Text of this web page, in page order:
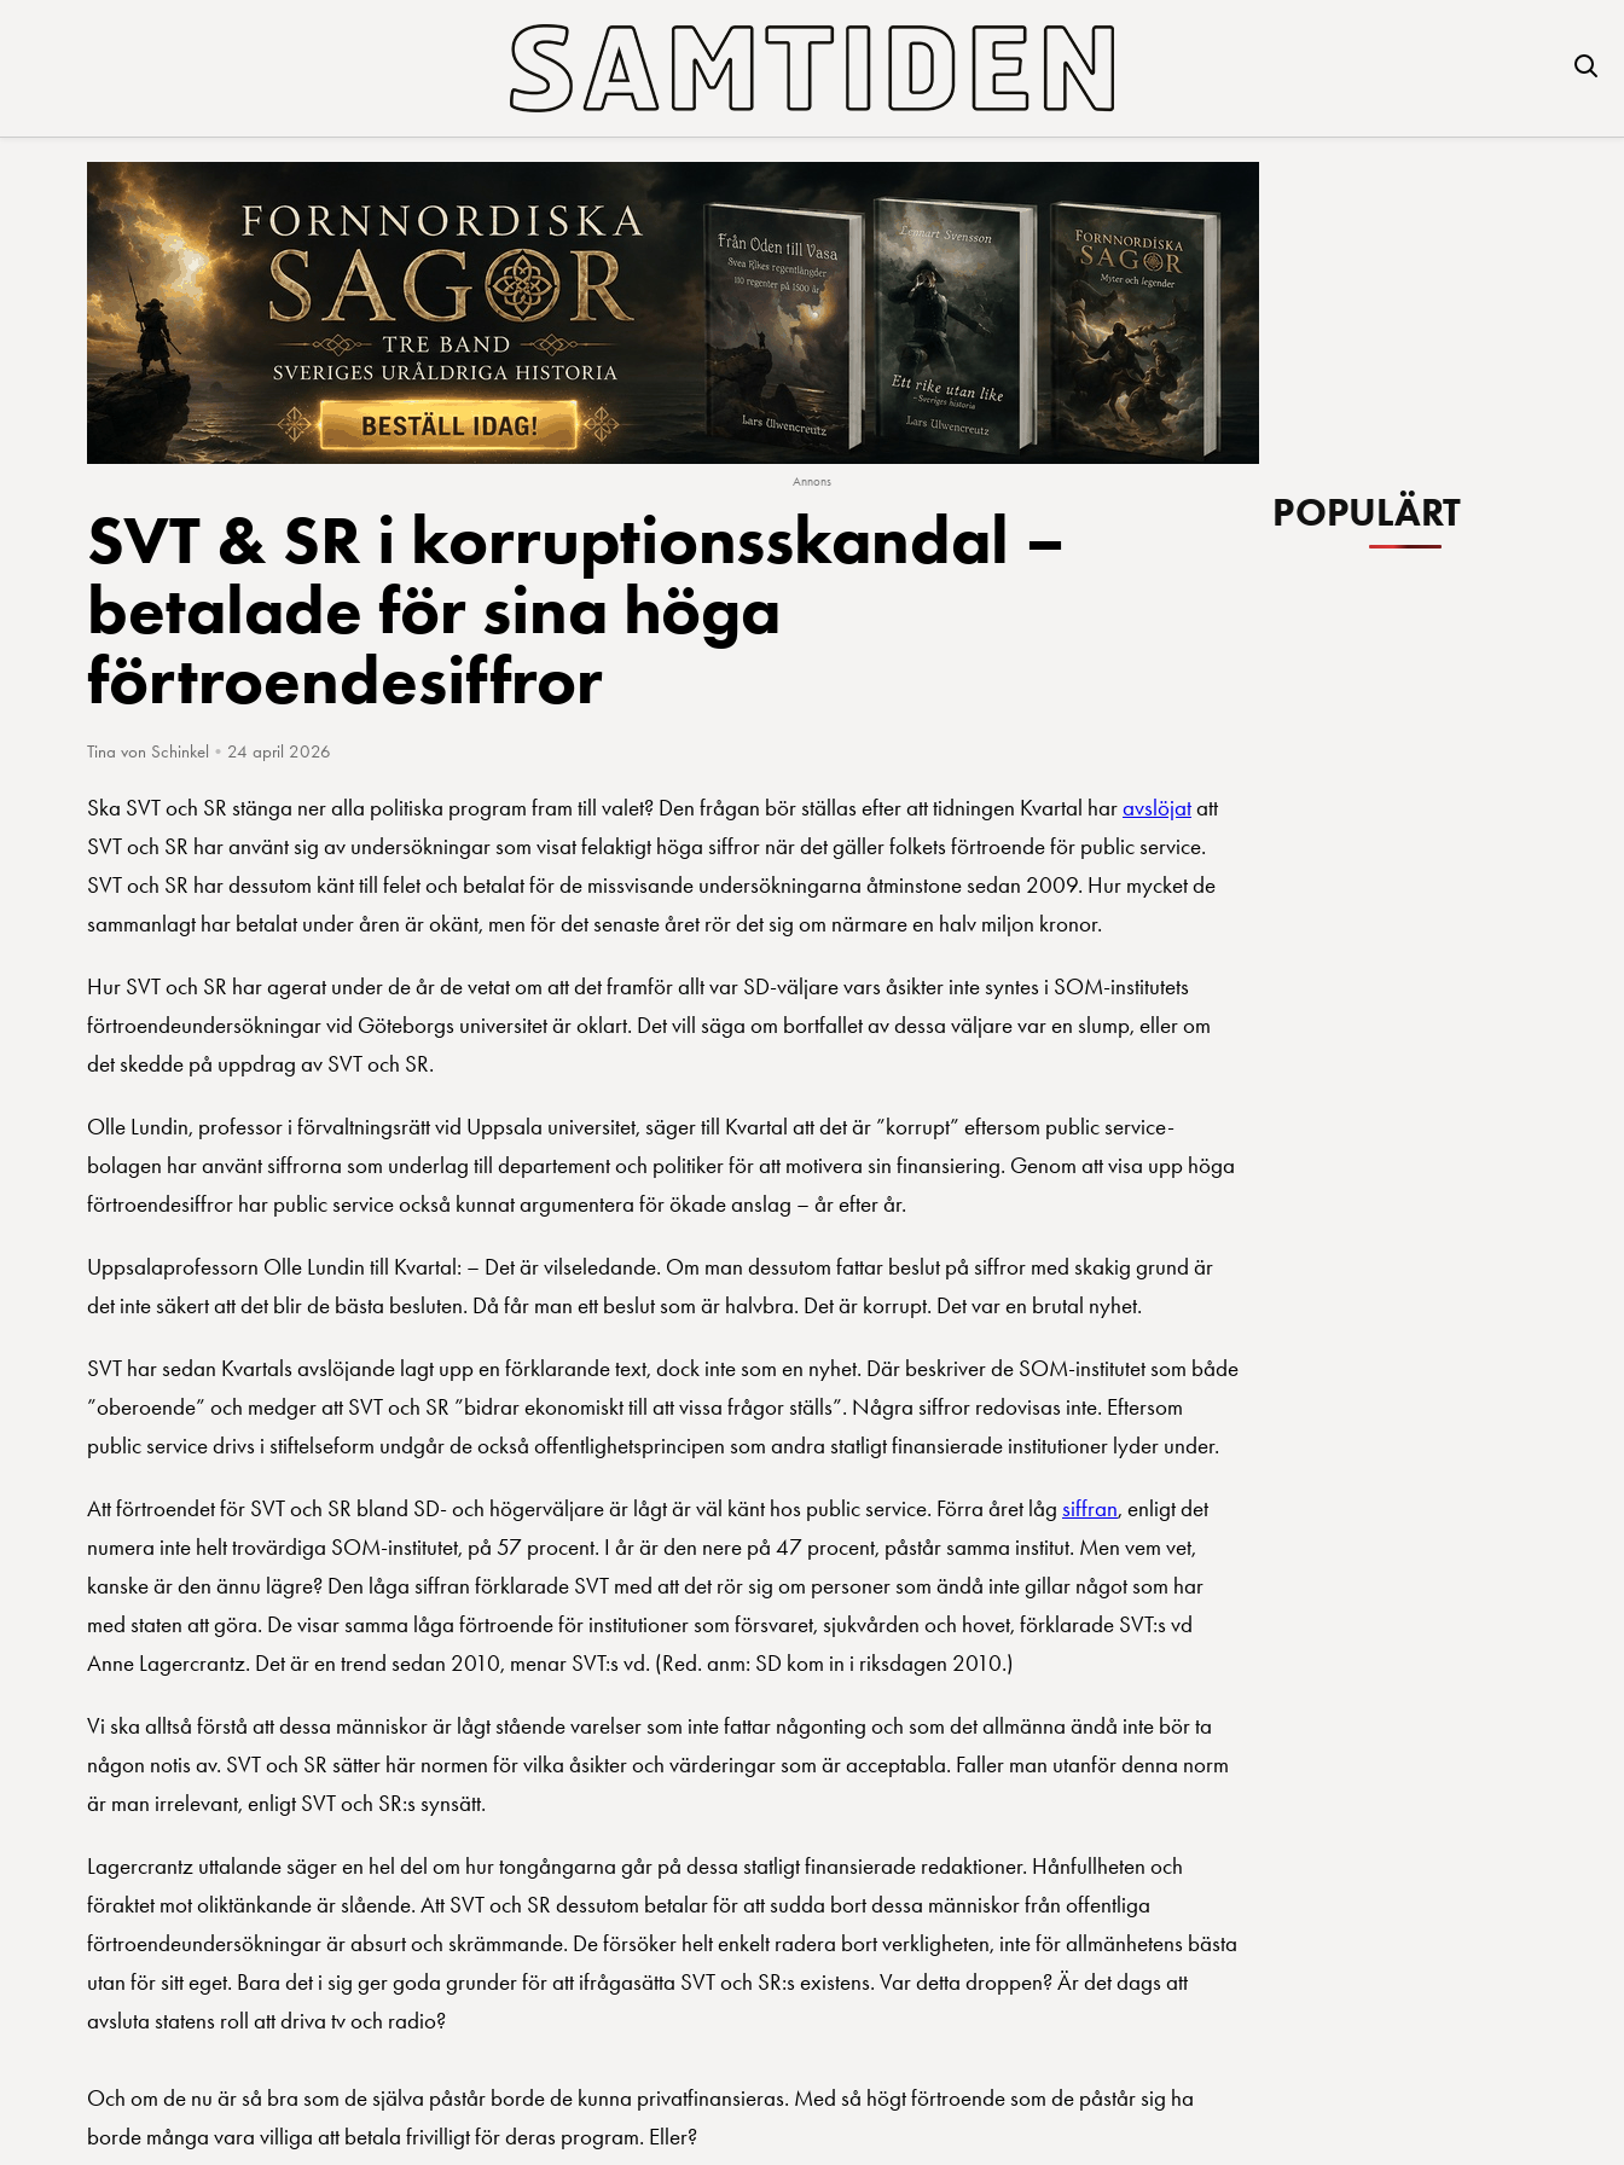
Annons
SVT & SR i korruptionsskandal –
betalade för sina höga
förtroendesiffror
Tina von Schinkel • 24 april 2026
Ska SVT och SR stänga ner alla politiska program fram till valet? Den frågan bör ställas efter att tidningen Kvartal haravslöjatatt
SVT och SR har använt sig av undersökningar som visat felaktigt höga siffror när det gäller folkets förtroende för public service.
SVT och SR har dessutom känt till felet och betalat för de missvisande undersökningarna åtminstone sedan 2009. Hur mycket de
sammanlagt har betalat under åren är okänt, men för det senaste året rör det sig om närmare en halv miljon kronor.
Hur SVT och SR har agerat under de år de vetat om att det framför allt var SD-väljare vars åsikter inte syntes i SOM-institutets
förtroendeundersökningar vid Göteborgs universitet är oklart. Det vill säga om bortfallet av dessa väljare var en slump, eller om
det skedde på uppdrag av SVT och SR.
Olle Lundin, professor i förvaltningsrätt vid Uppsala universitet, säger till Kvartal att det är ”korrupt” eftersom public service-
bolagen har använt siffrorna som underlag till departement och politiker för att motivera sin finansiering. Genom att visa upp höga
förtroendesiffror har public service också kunnat argumentera för ökade anslag – år efter år.
Uppsalaprofessorn Olle Lundin till Kvartal: – Det är vilseledande. Om man dessutom fattar beslut på siffror med skakig grund är
det inte säkert att det blir de bästa besluten. Då får man ett beslut som är halvbra. Det är korrupt. Det var en brutal nyhet.
SVT har sedan Kvartals avslöjande lagt upp en förklarande text, dock inte som en nyhet. Där beskriver de SOM-institutet som både
”oberoende” och medger att SVT och SR ”bidrar ekonomiskt till att vissa frågor ställs”. Några siffror redovisas inte. Eftersom
public service drivs i stiftelseform undgår de också offentlighetsprincipen som andra statligt finansierade institutioner lyder under.
Att förtroendet för SVT och SR bland SD- och högerväljare är lågt är väl känt hos public service. Förra året låg siffran, enligt det
numera inte helt trovärdiga SOM-institutet, på 57 procent. I år är den nere på 47 procent, påstår samma institut. Men vem vet,
kanske är den ännu lägre? Den låga siffran förklarade SVT med att det rör sig om personer som ändå inte gillar något som har
med staten att göra. De visar samma låga förtroende för institutioner som försvaret, sjukvården och hovet, förklarade SVT:s vd
Anne Lagercrantz. Det är en trend sedan 2010, menar SVT:s vd. (Red. anm: SD kom in i riksdagen 2010.)
Vi ska alltså förstå att dessa människor är lågt stående varelser som inte fattar någonting och som det allmänna ändå inte bör ta
någon notis av. SVT och SR sätter här normen för vilka åsikter och värderingar som är acceptabla. Faller man utanför denna norm
är man irrelevant, enligt SVT och SR:s synsätt.
Lagercrantz uttalande säger en hel del om hur tongångarna går på dessa statligt finansierade redaktioner. Hånfullheten och
föraktet mot oliktänkande är slående. Att SVT och SR dessutom betalar för att sudda bort dessa människor från offentliga
förtroendeundersökningar är absurt och skrämmande. De försöker helt enkelt radera bort verkligheten, inte för allmänhetens bästa
utan för sitt eget. Bara det i sig ger goda grunder för att ifrågasätta SVT och SR:s existens. Var detta droppen? Är det dags att
avsluta statens roll att driva tv och radio?
Och om de nu är så bra som de själva påstår borde de kunna privatfinansieras. Med så högt förtroende som de påstår sig ha
borde många vara villiga att betala frivilligt för deras program. Eller?
POPULÄRT